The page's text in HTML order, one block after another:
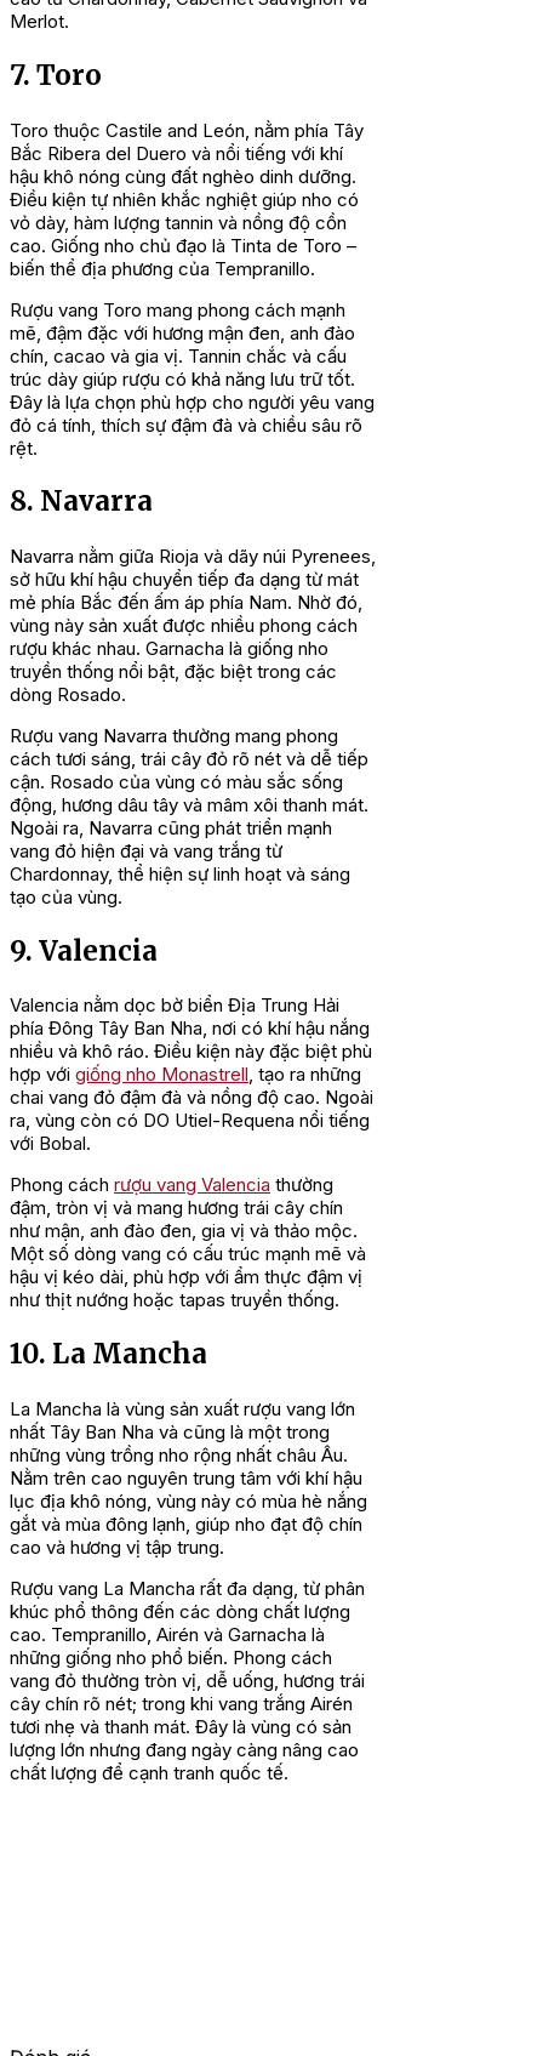
Merlot.
7. Toro
Toro thuộc Castile and León, nằm phía Tây
Bắc Ribera del Duero và nổi tiếng với khí
hậu khô nóng cùng đất nghèo dinh dưỡng.
Điều kiện tự nhiên khắc nghiệt giúp nho có
vỏ dày, hàm lượng tannin và nồng độ cồn
cao. Giống nho chủ đạo là Tinta de Toro –
biến thể địa phương của Tempranillo.
Rượu vang Toro mang phong cách mạnh
mẽ, đậm đặc với hương mận đen, anh đào
chín, cacao và gia vị. Tannin chắc và cấu
trúc dày giúp rượu có khả năng lưu trữ tốt.
Đây là lựa chọn phù hợp cho người yêu vang
đỏ cá tính, thích sự đậm đà và chiều sâu rõ
rệt.
8. Navarra
Navarra nằm giữa Rioja và dãy núi Pyrenees,
sở hữu khí hậu chuyển tiếp đa dạng từ mát
mẻ phía Bắc đến ấm áp phía Nam. Nhờ đó,
vùng này sản xuất được nhiều phong cách
rượu khác nhau. Garnacha là giống nho
truyền thống nổi bật, đặc biệt trong các
dòng Rosado.
Rượu vang Navarra thường mang phong
cách tươi sáng, trái cây đỏ rõ nét và dễ tiếp
cận. Rosado của vùng có màu sắc sống
động, hương dâu tây và mâm xôi thanh mát.
Ngoài ra, Navarra cũng phát triển mạnh
vang đỏ hiện đại và vang trắng từ
Chardonnay, thể hiện sự linh hoạt và sáng
tạo của vùng.
9. Valencia
Valencia nằm dọc bờ biển Địa Trung Hải
phía Đông Tây Ban Nha, nơi có khí hậu nắng
nhiều và khô ráo. Điều kiện này đặc biệt phù
hợp với giống nho Monastrell, tạo ra những
chai vang đỏ đậm đà và nồng độ cao. Ngoài
ra, vùng còn có DO Utiel-Requena nổi tiếng
với Bobal.
Phong cách rượu vang Valencia thường
đậm, tròn vị và mang hương trái cây chín
như mận, anh đào đen, gia vị và thảo mộc.
Một số dòng vang có cấu trúc mạnh mẽ và
hậu vị kéo dài, phù hợp với ẩm thực đậm vị
như thịt nướng hoặc tapas truyền thống.
10. La Mancha
La Mancha là vùng sản xuất rượu vang lớn
nhất Tây Ban Nha và cũng là một trong
những vùng trồng nho rộng nhất châu Âu.
Nằm trên cao nguyên trung tâm với khí hậu
lục địa khô nóng, vùng này có mùa hè nắng
gắt và mùa đông lạnh, giúp nho đạt độ chín
cao và hương vị tập trung.
Rượu vang La Mancha rất đa dạng, từ phân
khúc phổ thông đến các dòng chất lượng
cao. Tempranillo, Airén và Garnacha là
những giống nho phổ biến. Phong cách
vang đỏ thường tròn vị, dễ uống, hương trái
cây chín rõ nét; trong khi vang trắng Airén
tươi nhẹ và thanh mát. Đây là vùng có sản
lượng lớn nhưng đang ngày càng nâng cao
chất lượng để cạnh tranh quốc tế.